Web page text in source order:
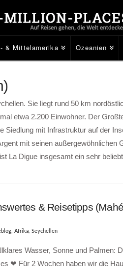
& Mittelamerika Ozeanien
Sie liegt rund 50 km
etwa 2.200 Einwohner. Der
mit Infrastruktur auf der
mit seinen außergewöhnlichen
La Digue insgesamt ein sehr
& Reisetipps
, Afrika, Seychellen
Wasser, Sonne und Palmen:
❤ Für 2 Wochen haben wir die